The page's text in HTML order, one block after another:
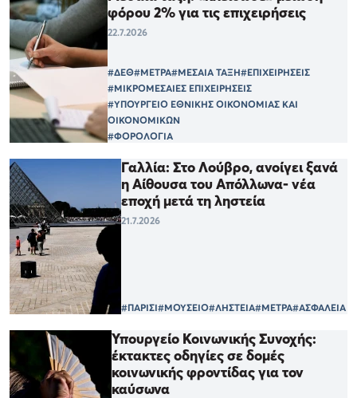
φόρου 2% για τις επιχειρήσεις
22.7.2026
#ΔΕΘ#ΜΕΤΡΑ#ΜΕΣΑΙΑ ΤΑΞΗ#ΕΠΙΧΕΙΡΗΣΕΙΣ
#ΜΙΚΡΟΜΕΣΑΙΕΣ ΕΠΙΧΕΙΡΗΣΕΙΣ
#ΥΠΟΥΡΓΕΙΟ ΕΘΝΙΚΗΣ ΟΙΚΟΝΟΜΙΑΣ ΚΑΙ
ΟΙΚΟΝΟΜΙΚΩΝ
#ΦΟΡΟΛΟΓΙΑ
Γαλλία: Στο Λούβρο, ανοίγει ξανά
η Αίθουσα του Απόλλωνα- νέα
εποχή μετά τη ληστεία
21.7.2026
#ΠΑΡΙΣΙ#ΜΟΥΣΕΙΟ#ΛΗΣΤΕΙΑ#ΜΕΤΡΑ#ΑΣΦΑΛΕΙΑ
Υπουργείο Κοινωνικής Συνοχής:
έκτακτες οδηγίες σε δομές
κοινωνικής φροντίδας για τον
καύσωνα